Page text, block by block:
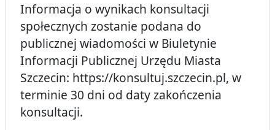
Informacja o wynikach konsultacji
społecznych zostanie podana do
publicznej wiadomości w Biuletynie
Informacji Publicznej Urzędu Miasta
Szczecin: https://konsultuj.szczecin.pl, w
terminie 30 dni od daty zakończenia
konsultacji.